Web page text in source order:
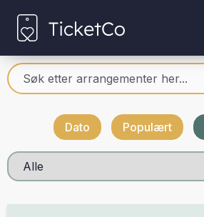
Dato Populært